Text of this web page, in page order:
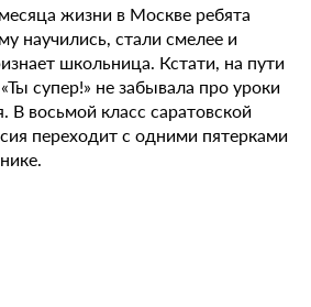
жизни в Москве ребята
научились, стали смелее и
школьница. Кстати, на пути
супер!» не забывала про уроки
В восьмой класс саратовской
переходит с одними пятерками